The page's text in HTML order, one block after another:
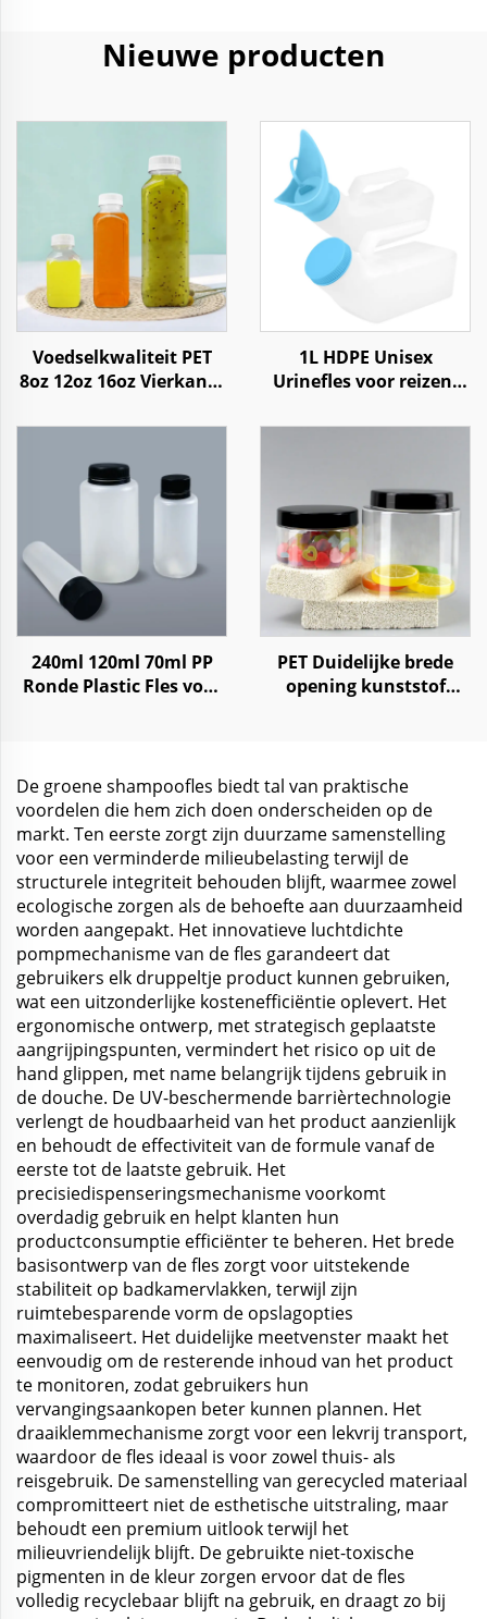
Nieuwe producten
Voedselkwaliteit PET
8oz 12oz 16oz Vierkante
Sappen, Frisdrank,
Yoghurt
1L HDPE Unisex
Urinefles voor reizen,
zorginstellingen
240ml 120ml 70ml PP
Ronde Plastic Fles voor
PET Duidelijke brede
opening kunststof
De groene shampoofles biedt tal van praktische
voordelen die hem zich doen onderscheiden op de
markt. Ten eerste zorgt zijn duurzame samenstelling
voor een verminderde milieubelasting terwijl de
structurele integriteit behouden blijft, waarmee zowel
ecologische zorgen als de behoefte aan duurzaamheid
worden aangepakt. Het innovatieve luchtdichte
pompmechanisme van de fles garandeert dat
gebruikers elk druppeltje product kunnen gebruiken,
wat een uitzonderlijke kostenefficiëntie oplevert. Het
ergonomische ontwerp, met strategisch geplaatste
aangrijpingspunten, vermindert het risico op uit de
hand glippen, met name belangrijk tijdens gebruik in
de douche. De UV-beschermende barrièrtechnologie
verlengt de houdbaarheid van het product aanzienlijk
en behoudt de effectiviteit van de formule vanaf de
eerste tot de laatste gebruik. Het
precisiedispenseringsmechanisme voorkomt
overdadig gebruik en helpt klanten hun
productconsumptie efficiënter te beheren. Het brede
basisontwerp van de fles zorgt voor uitstekende
stabiliteit op badkamervlakken, terwijl zijn
ruimtebesparende vorm de opslagopties
maximaliseert. Het duidelijke meetvenster maakt het
eenvoudig om de resterende inhoud van het product
te monitoren, zodat gebruikers hun
vervangingsaankopen beter kunnen plannen. Het
draaiklemmechanisme zorgt voor een lekvrij transport,
waardoor de fles ideaal is voor zowel thuis- als
reisgebruik. De samenstelling van gerecycled materiaal
compromitteert niet de esthetische uitstraling, maar
behoudt een premium uitlook terwijl het
milieuvriendelijk blijft. De gebruikte niet-toxische
pigmenten in de kleur zorgen ervoor dat de fles
volledig recyclebaar blijft na gebruik, en draagt zo bij